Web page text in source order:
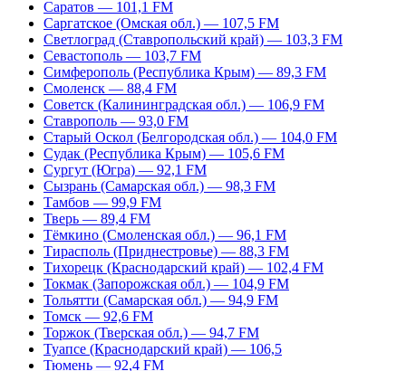
Саратов — 101,1 FM
Саргатское (Омская обл.) — 107,5 FM
Светлоград (Ставропольский край) — 103,3 FM
Севастополь — 103,7 FM
Симферополь (Республика Крым) — 89,3 FM
Смоленск — 88,4 FM
Советск (Калининградская обл.) — 106,9 FM
Ставрополь — 93,0 FM
Старый Оскол (Белгородская обл.) — 104,0 FM
Судак (Республика Крым) — 105,6 FM
Сургут (Югра) — 92,1 FM
Сызрань (Самарская обл.) — 98,3 FM
Тамбов — 99,9 FM
Тверь — 89,4 FM
Тёмкино (Смоленская обл.) — 96,1 FM
Тирасполь (Приднестровье) — 88,3 FM
Тихорецк (Краснодарский край) — 102,4 FM
Токмак (Запорожская обл.) — 104,9 FM
Тольятти (Самарская обл.) — 94,9 FM
Томск — 92,6 FM
Торжок (Тверская обл.) — 94,7 FM
Туапсе (Краснодарский край) — 106,5
Тюмень — 92,4 FM